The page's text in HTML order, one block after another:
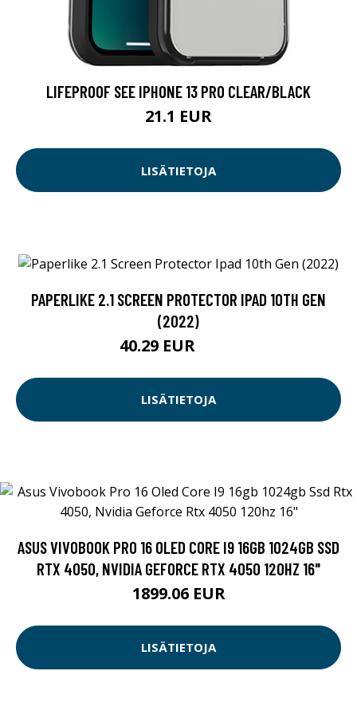
LIFEPROOF SEE IPHONE 13 PRO CLEAR/BLACK
21.1 EUR
LISÄTIETOJA
PAPERLIKE 2.1 SCREEN PROTECTOR IPAD 10TH GEN
(2022)
40.29 EUR
LISÄTIETOJA
ASUS VIVOBOOK PRO 16 OLED CORE I9 16GB 1024GB SSD
RTX 4050, NVIDIA GEFORCE RTX 4050 120HZ 16"
1899.06 EUR
LISÄTIETOJA